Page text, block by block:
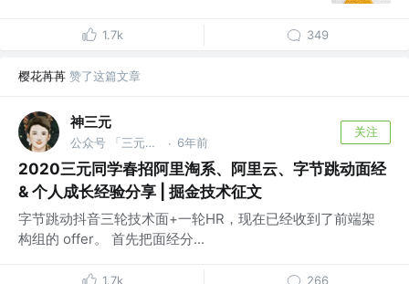
1.7k 349
樱花苒苒 赞了这篇文章
神三元
公众号 「三元同学」 @字节跳动 · 6年前
关注
2020三元同学春招阿里淘系、阿里云、字节跳动面经
& 个人成长经验分享 | 掘金技术征文
字节跳动抖音三轮技术面+一轮HR，现在已经收到了前端架
构组的 offer。 首先把面经分...
1.7k 266